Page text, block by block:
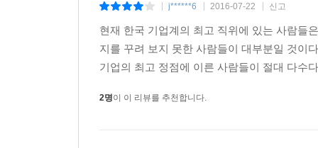
길에서 벗어나 자기만의 길을 찾으라고 조언한다
대기업이나 공기업에서는 전체가 아닌 부분만
기술과 영업, 연구개발, 마케팅까지 두루 배울 수
그러나 우리 사회의 불평등 구조에 대한 해결책
j******6 2016-07-22 신고
현재 한국 기업계의 최고 직위에 있는 사람들
지를 꾸려 보지 못한 사람들이 대부분일 것이
기업의 최고 정점에 이른 사람들이 절대 다수
2명이 이 리뷰를 추천합니다.